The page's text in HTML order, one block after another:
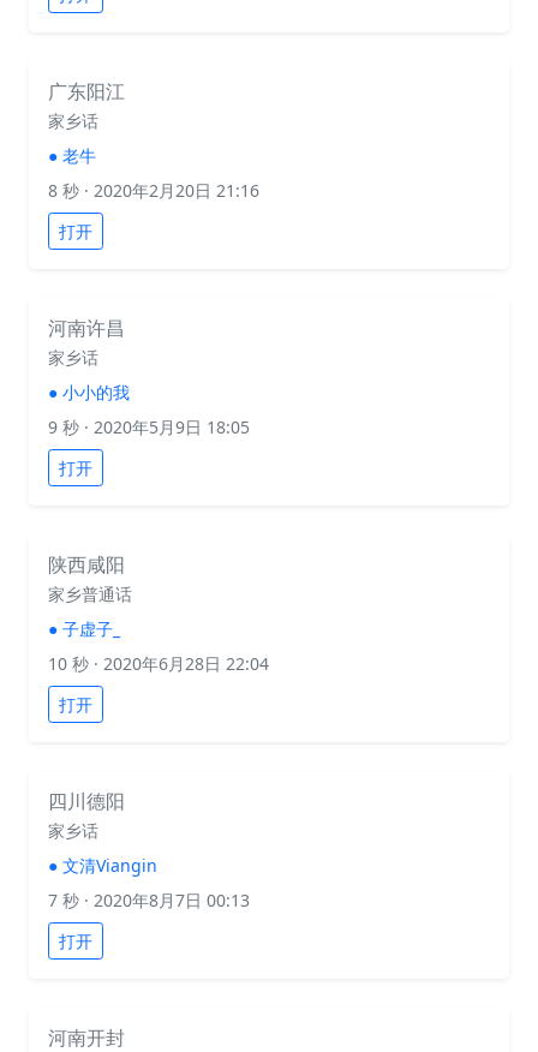
广东阳江
家乡话
● 老牛
8 秒 · 2020年2月20日 21:16
打开
河南许昌
家乡话
● 小小的我
9 秒 · 2020年5月9日 18:05
打开
陕西咸阳
家乡普通话
● 子虚子_
10 秒 · 2020年6月28日 22:04
打开
四川德阳
家乡话
● 文清Viangin
7 秒 · 2020年8月7日 00:13
打开
河南开封